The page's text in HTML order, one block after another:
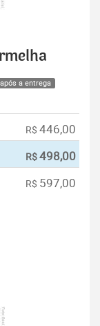
a entrega
R$ 446,00
R$498,00
R$ 597,00